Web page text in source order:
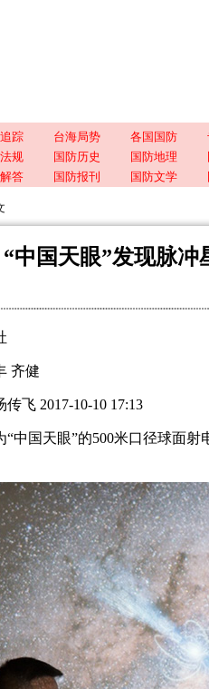
踪 台海局势 各国国防
规 国防历史 国防地理
答 国防报刊 国防文学
“中国天眼”发现脉
齐健
飞 2017-10-10 17:13
“中国天眼”的500米口径球面